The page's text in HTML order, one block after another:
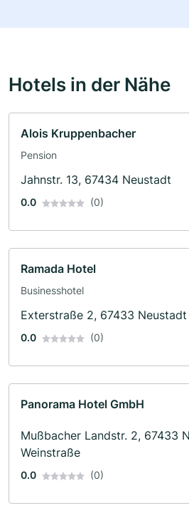
Hotels in der Nähe
Alois Kruppenbacher
Pension
Jahnstr. 13, 67434 Neustadt
0.0 (0)
Ramada Hotel
Businesshotel
Exterstraße 2, 67433
0.0 (0)
Panorama Hotel GmbH
Mußbacher Landstr. 2, 67433
Weinstraße
0.0 (0)